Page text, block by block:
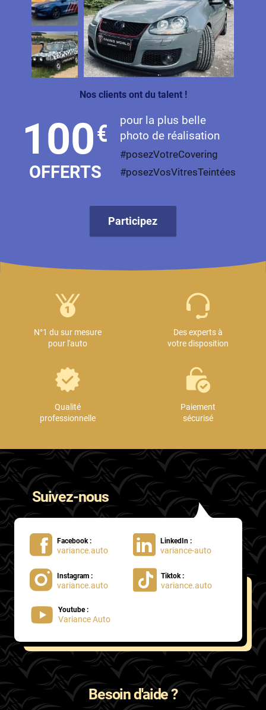
Nos clients ont du talent !
100€
OFFERTS
pour la plus belle
photo de réalisation
#posezVotreCovering
#posezVosVitresTeintées
Participez
N°1 du sur mesure
pour l'auto
Des experts à
votre disposition
Qualité
professionnelle
Paiement
sécurisé
Suivez-nous
Facebook :
variance.auto
LinkedIn :
variance-auto
Instagram :
variance.auto
Tiktok :
variance.auto
Youtube :
Variance Auto
Besoin d'aide ?